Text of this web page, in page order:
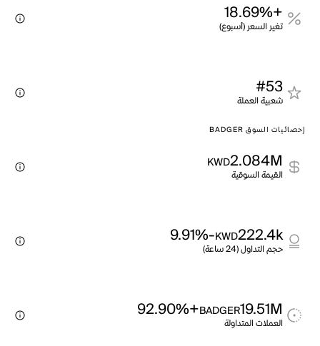
+18.69%
تغير السعر (أسبوع)
#53
شعبية العملة
إحصائيات السوق BADGER
2.084M
KWD
القيمة السوقية
222.4k
KWD
-9.91%
حجم التداول (24 ساعة)
19.51M
BADGER
+92.90%
العملات المتداولة